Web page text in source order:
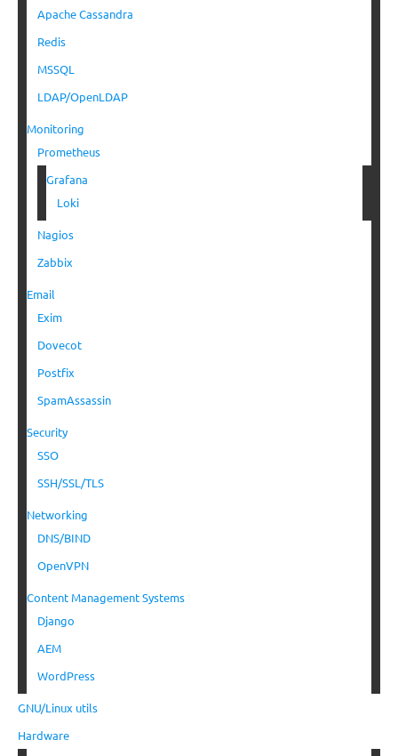
Apache Cassandra
Redis
MSSQL
LDAP/OpenLDAP
Monitoring
Prometheus
Grafana
Loki
Nagios
Zabbix
Email
Exim
Dovecot
Postfix
SpamAssassin
Security
SSO
SSH/SSL/TLS
Networking
DNS/BIND
OpenVPN
Content Management Systems
Django
AEM
WordPress
GNU/Linux utils
Hardware